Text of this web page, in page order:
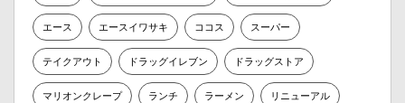
エース エースイワサキ ココス スーパー
テイクアウト ドラッグイレブン ドラッグストア
マリオンクレープ ランチ ラーメン リニューアル